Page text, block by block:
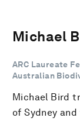
Michael
ARC Laureate
Australian
Michael Bird
of Sydney